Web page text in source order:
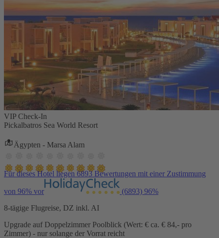
VIP Check-In
Pickalbatros Sea World Resort
Ägypten - Marsa Alam
Für dieses Hotel liegen 6893 Bewertungen mit einer Zustimmung
von 96% vor (6893) 96%
8-tägige Flugreise, DZ inkl. AI
Upgrade auf Doppelzimmer Poolblick (Wert: € ca. € 84,- pro
Zimmer) - nur solange der Vorrat reicht